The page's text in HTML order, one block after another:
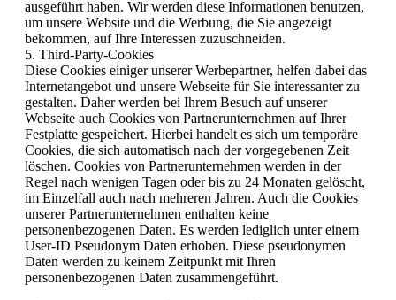
ausgeführt haben. Wir werden diese Informationen benutzen,
um unsere Website und die Werbung, die Sie angezeigt
bekommen, auf Ihre Interessen zuzuschneiden.
5. Third-Party-Cookies
Diese Cookies einiger unserer Werbepartner, helfen dabei das
Internetangebot und unsere Webseite für Sie interessanter zu
gestalten. Daher werden bei Ihrem Besuch auf unserer
Webseite auch Cookies von Partnerunternehmen auf Ihrer
Festplatte gespeichert. Hierbei handelt es sich um temporäre
Cookies, die sich automatisch nach der vorgegebenen Zeit
löschen. Cookies von Partnerunternehmen werden in der
Regel nach wenigen Tagen oder bis zu 24 Monaten gelöscht,
im Einzelfall auch nach mehreren Jahren. Auch die Cookies
unserer Partnerunternehmen enthalten keine
personenbezogenen Daten. Es werden lediglich unter einem
User-ID Pseudonym Daten erhoben. Diese pseudonymen
Daten werden zu keinem Zeitpunkt mit Ihren
personenbezogenen Daten zusammengeführt.